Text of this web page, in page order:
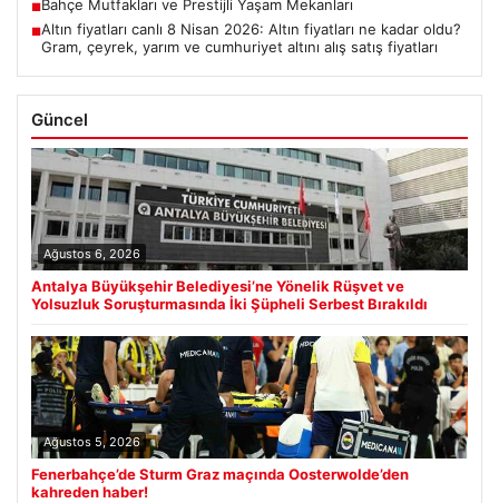
■Bahçe Mutfakları ve Prestijli Yaşam Mekanları
■Altın fiyatları canlı 8 Nisan 2026: Altın fiyatları ne kadar oldu?
Gram, çeyrek, yarım ve cumhuriyet altını alış satış fiyatları
Güncel
Ağustos 6, 2026
Antalya Büyükşehir Belediyesi’ne Yönelik Rüşvet ve
Yolsuzluk Soruşturmasında İki Şüpheli Serbest Bırakıldı
Ağustos 5, 2026
Fenerbahçe’de Sturm Graz maçında Oosterwolde’den
kahreden haber!